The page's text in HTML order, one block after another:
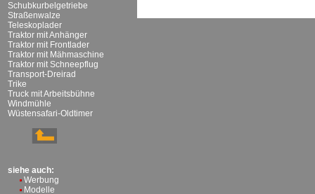
Schubkurbelgetriebe
Straßenwalze
Teleskoplader
Traktor mit Anhänger
Traktor mit Frontlader
Traktor mit Mähmaschine
Traktor mit Schneepflug
Transport-Dreirad
Trike
Truck mit Arbeitsbühne
Windmühle
Wüstensafari-Oldtimer
siehe auch:
Werbung
Modelle